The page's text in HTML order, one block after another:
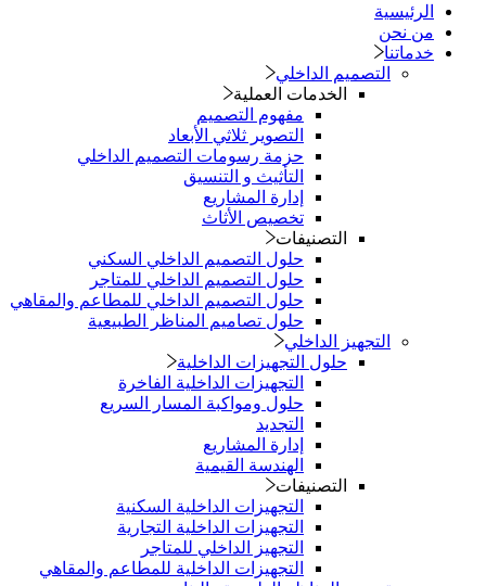
الرئيسية
من نحن
خدماتنا
التصميم الداخلي
الخدمات العملية
مفهوم التصميم
التصوير ثلاثي الأبعاد
حزمة رسومات التصميم الداخلي
التأثيث و التنسيق
إدارة المشاريع
تخصيص الأثاث
التصنيفات
حلول التصميم الداخلي السكني
حلول التصميم الداخلي للمتاجر
حلول التصميم الداخلي للمطاعم والمقاهي
حلول تصاميم المناظر الطبيعية
التجهيز الداخلي
حلول التجهيزات الداخلية
التجهيزات الداخلية الفاخرة
حلول ومواكبة المسار السريع
التجديد
إدارة المشاريع
الهندسة القيمية
التصنيفات
التجهيزات الداخلية السكنية
التجهيزات الداخلية التجارية
التجهيز الداخلي للمتاجر
التجهيزات الداخلية للمطاعم والمقاهي